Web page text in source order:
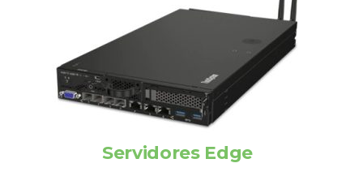
Servidores Edge